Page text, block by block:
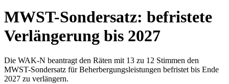
MWST-Sondersatz: befristete
Verlängerung bis 2027
Die WAK-N beantragt den Räten mit 13 zu 12 Stimmen den
MWST-Sondersatz für Beherbergungsleistungen befristet bis Ende
2027 zu verlängern.